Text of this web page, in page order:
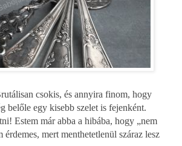
csokis, és annyira finom, hogy
belőle egy kisebb szelet is fejenként.
Estem már abba a hibába, hogy „nem
mert menthetetlenül száraz lesz